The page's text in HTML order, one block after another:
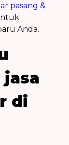
pasang &
Anda.
di